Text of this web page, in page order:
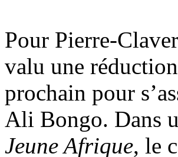
Pour Pierre-
valu une
prochain pour
Ali Bongo. Dans
Jeune Afrique, le